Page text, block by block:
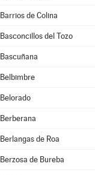
Barrios de Colina
Basconcillos del Tozo
Bascuñana
Belbimbre
Belorado
Berberana
Berlangas de Roa
Berzosa de Bureba